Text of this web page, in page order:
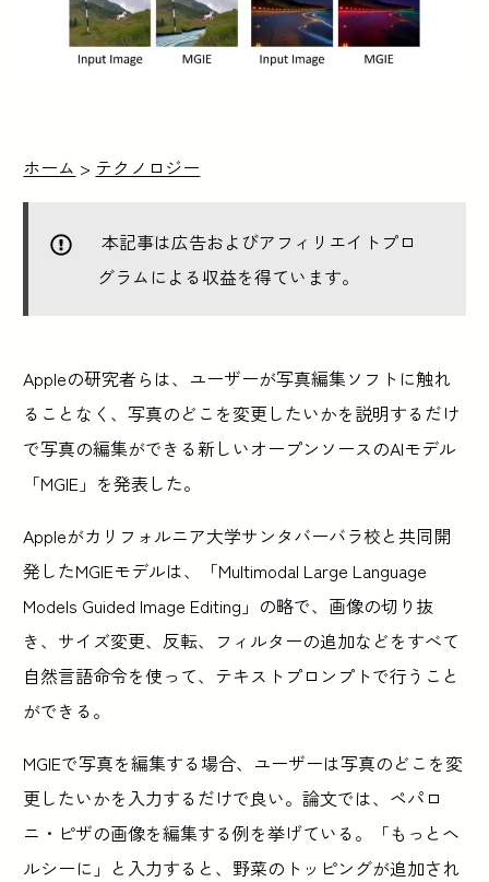
ホーム > テクノロジー
本記事は広告およびアフィリエイトプロ
グラムによる収益を得ています。
Appleの研究者らは、ユーザーが写真編集ソフトに触れ
ることなく、写真のどこを変更したいかを説明するだけ
で写真の編集ができる新しいオープンソースのAIモデル
「MGIE」を発表した。
Appleがカリフォルニア大学サンタバーバラ校と共同開
発したMGIEモデルは、「Multimodal Large Language
Models Guided Image Editing」の略で、画像の切り抜
き、サイズ変更、反転、フィルターの追加などをすべて
自然言語命令を使って、テキストプロンプトで行うこと
ができる。
MGIEで写真を編集する場合、ユーザーは写真のどこを変
更したいかを入力するだけで良い。論文では、ペパロ
ニ・ピザの画像を編集する例を挙げている。「もっとヘ
ルシーに」と入力すると、野菜のトッピングが追加され